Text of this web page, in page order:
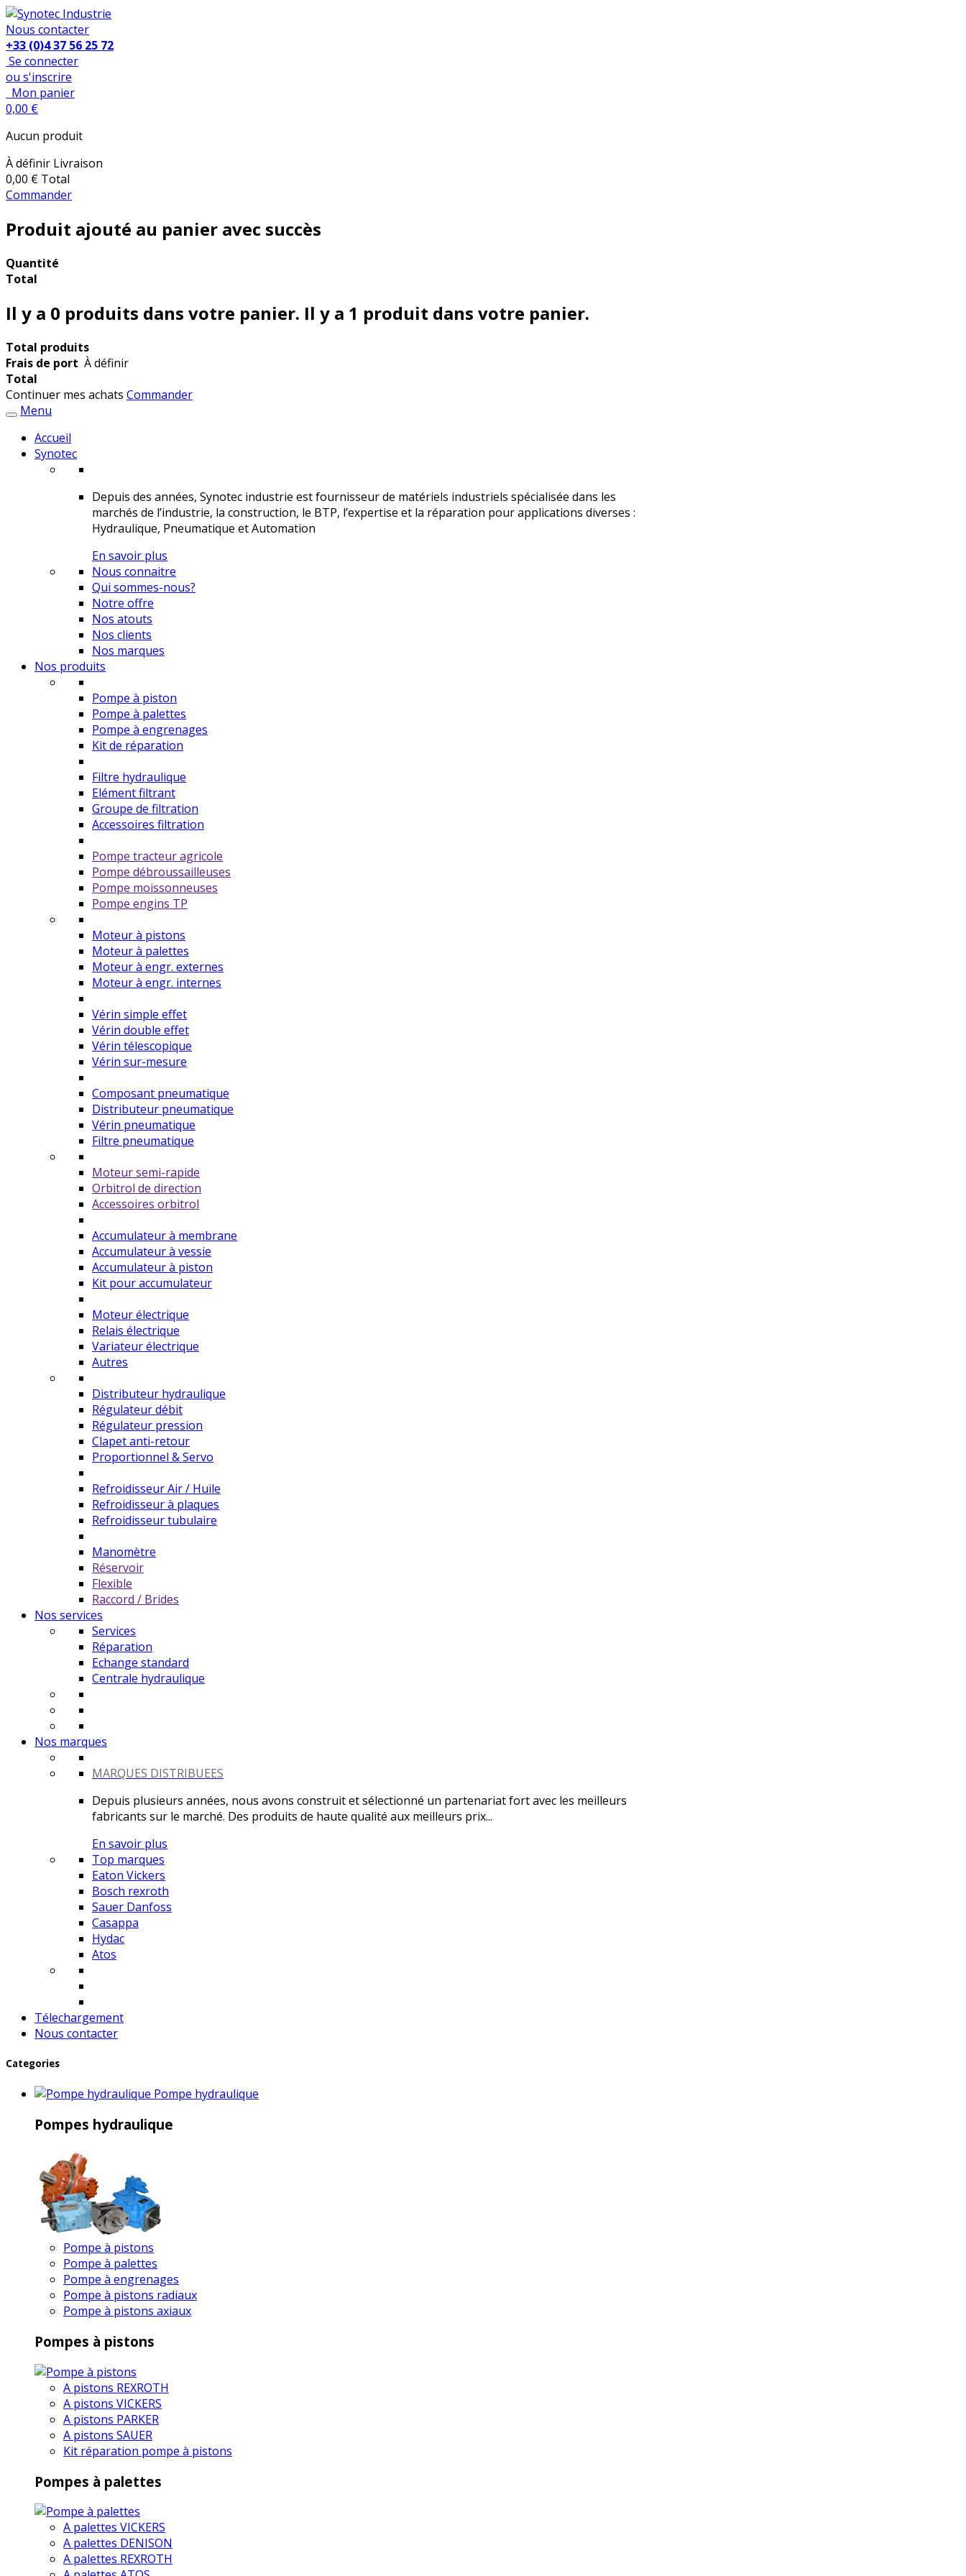
Nous contacter
+33 (0)4 37 56 25 72
Se connecter
ou s'inscrire
Mon panier
0,00 €
Aucun produit
À définir Livraison
0,00 € Total
Commander
Produit ajouté au panier avec succès
Quantité
Total
Il y a 0 produits dans votre panier. Il y a 1 produit dans votre panier.
Total produits
Frais de port À définir
Total
Continuer mes achats Commander
Menu
Accueil
Synotec
Depuis des années, Synotec industrie est fournisseur de matériels industriels spécialisée dans les
marchés de l’industrie, la construction, le BTP, l’expertise et la réparation pour applications diverses :
Hydraulique, Pneumatique et Automation
En savoir plus
Nous connaitre
Qui sommes-nous?
Notre offre
Nos atouts
Nos clients
Nos marques
Nos produits
Pompe à piston
Pompe à palettes
Pompe à engrenages
Kit de réparation
Filtre hydraulique
Elément filtrant
Groupe de filtration
Accessoires filtration
Pompe tracteur agricole
Pompe débroussailleuses
Pompe moissonneuses
Pompe engins TP
Moteur à pistons
Moteur à palettes
Moteur à engr. externes
Moteur à engr. internes
Vérin simple effet
Vérin double effet
Vérin télescopique
Vérin sur-mesure
Composant pneumatique
Distributeur pneumatique
Vérin pneumatique
Filtre pneumatique
Moteur semi-rapide
Orbitrol de direction
Accessoires orbitrol
Accumulateur à membrane
Accumulateur à vessie
Accumulateur à piston
Kit pour accumulateur
Moteur électrique
Relais électrique
Variateur électrique
Autres
Distributeur hydraulique
Régulateur débit
Régulateur pression
Clapet anti-retour
Proportionnel & Servo
Refroidisseur Air / Huile
Refroidisseur à plaques
Refroidisseur tubulaire
Manomètre
Réservoir
Flexible
Raccord / Brides
Nos services
Services
Réparation
Echange standard
Centrale hydraulique
Nos marques
MARQUES DISTRIBUEES
Depuis plusieurs années, nous avons construit et sélectionné un partenariat fort avec les meilleurs
fabricants sur le marché. Des produits de haute qualité aux meilleurs prix...
En savoir plus
Top marques
Eaton Vickers
Bosch rexroth
Sauer Danfoss
Casappa
Hydac
Atos
Télechargement
Nous contacter
Categories
Pompe hydraulique
Pompes hydraulique
Pompe à pistons
Pompe à palettes
Pompe à engrenages
Pompe à pistons radiaux
Pompe à pistons axiaux
Pompes à pistons
A pistons REXROTH
A pistons VICKERS
A pistons PARKER
A pistons SAUER
Kit réparation pompe à pistons
Pompes à palettes
A palettes VICKERS
A palettes DENISON
A palettes REXROTH